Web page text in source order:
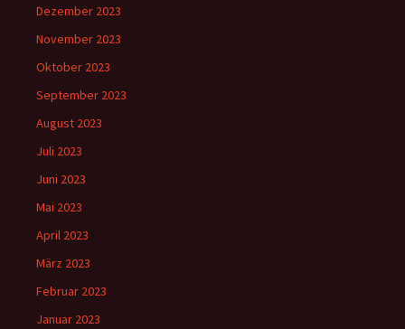
Dezember 2023
November 2023
Oktober 2023
September 2023
August 2023
Juli 2023
Juni 2023
Mai 2023
April 2023
März 2023
Februar 2023
Januar 2023